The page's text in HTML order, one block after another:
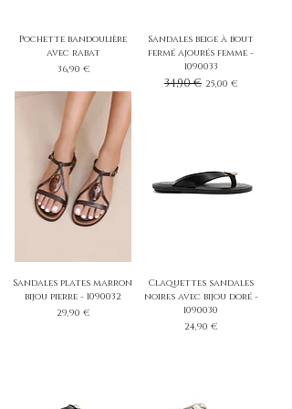
Pochette bandoulière
avec rabat
Prix
36,90 €
Sandales beige à bout
fermé ajourés femme -
1090033
Prix original
34,90 € Prix promotionnel
25,00 €
Sandales plates marron
bijou pierre - 1090032
Prix
29,90 €
Claquettes sandales
noires avec bijou doré -
1090030
Prix
24,90 €